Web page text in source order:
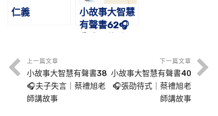
仁義
小故事大智慧
有聲書62🎧
故事
上一篇文章
小故事大智慧有聲書38
🎧夫子失言｜蔡禮旭老
師講故事
下一篇文章
小故事大智慧有聲書40
🎧張劭待式｜蔡禮旭老
師講故事